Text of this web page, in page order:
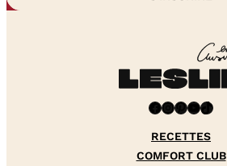
Facebook InstagramPinterest YouTube TikTok
RECETTES
COMFORT CLUB